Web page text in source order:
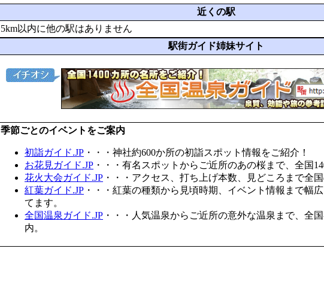
近くの駅
5km以内に他の駅はありません
駅街ガイド姉妹サイト
季節ごとのイベントをご案内
初詣ガイド.JP ・・・神社約600か所の初詣スポット情報をご紹介！
お花見ガイド.JP ・・・有名スポットからご近所のあの桜まで、全国
花火大会ガイド.JP ・・・アクセス、打ち上げ本数、見どころまで全
紅葉ガイド.JP ・・・紅葉の種類から見頃時期、イベント情報まで幅
てます。
全国温泉ガイド.JP ・・・人気温泉からご近所の意外な温泉まで、全
内。